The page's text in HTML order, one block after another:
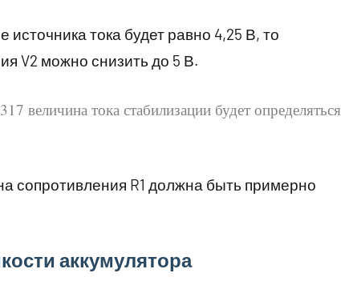
тока будет равно 4,25 В, то
V2 можно снизить до 5 В.
величина тока стабилизации будет определяться
сопротивления R1 должна быть примерно
аккумулятора